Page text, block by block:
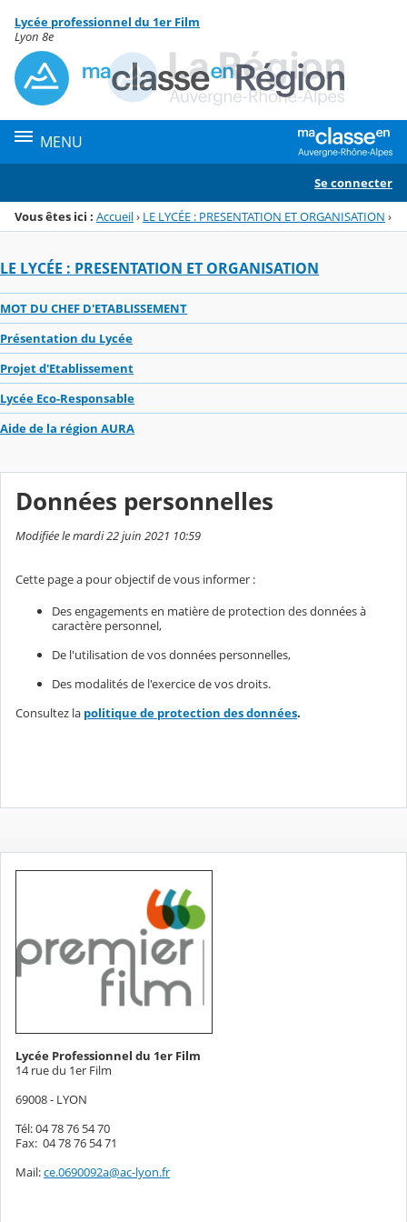
Menu de la rubrique
Contenu
Lycée professionnel du 1er Film
Lyon 8e
MENU
Se connecter
Vous êtes ici : Accueil› LE LYCÉE : PRESENTATION ET ORGANISATION ›
LE LYCÉE : PRESENTATION ET ORGANISATION
MOT DU CHEF D'ETABLISSEMENT
Présentation du Lycée
Projet d'Etablissement
Lycée Eco-Responsable
Aide de la région AURA
Données personnelles
Modifiée le mardi 22 juin 2021 10:59
Cette page a pour objectif de vous informer :
Des engagements en matière de protection des données à
caractère personnel,
De l'utilisation de vos données personnelles,
Des modalités de l'exercice de vos droits.
Consultez la politique de protection des données.
Lycée Professionnel du 1er Film
14 rue du 1er Film
69008 - LYON
Tél: 04 78 76 54 70
Fax: 04 78 76 54 71
Mail:ce.0690092a@ac-lyon.fr